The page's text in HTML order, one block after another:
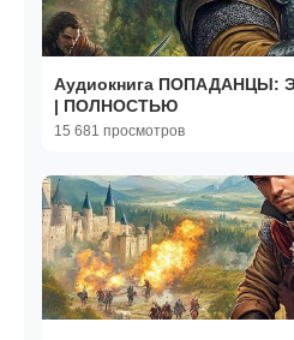
Аудиокнига ПОПАДАНЦЫ:
| ПОЛНОСТЬЮ
15 681 просмотров